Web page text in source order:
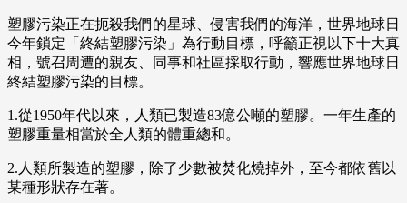
塑膠污染正在扼殺我們的星球、侵害我們的海洋，世界地球日
今年鎖定「終結塑膠污染」為行動目標，呼籲正視以下十大真
相，號召周遭的親友、同事和社區採取行動，響應世界地球日
終結塑膠污染的目標。
1.從1950年代以來，人類已製造83億公噸的塑膠。一年生產的
塑膠重量相當於全人類的體重總和。
2.人類所製造的塑膠，除了少數被焚化燒掉外，至今都依舊以
某種形狀存在著。